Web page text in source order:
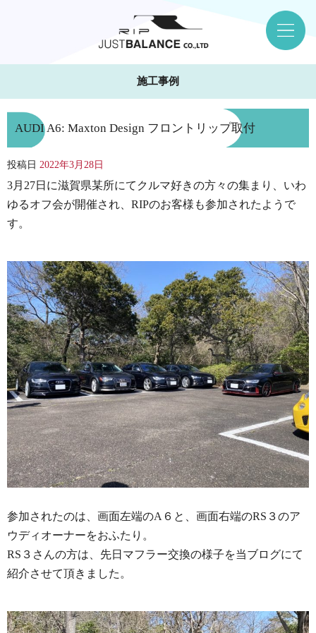
施工事例
AUDI A6: Maxton Design フロントリップ取付
投稿日 2022年3月28日
3月27日に滋賀県某所にてクルマ好きの方々の集まり、いわ
ゆるオフ会が開催され、RIPのお客様も参加されたようで
す。
参加されたのは、画面左端のA６と、画面右端のRS３のア
ウディオーナーをおふたり。
RS３さんの方は、先日マフラー交換の様子を当ブログにて
紹介させて頂きました。